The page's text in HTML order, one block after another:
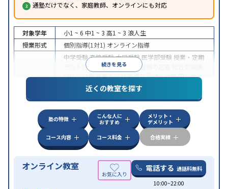
通塾だけでなく、家庭教師、オンラインにも対応
続きを見る
対象学年 小1 ~ 6 中1 ~ 3 高1 ~ 3 浪人生
授業形式
個別指導(1対1) オンライン指導
中学受験高校受験大学受験 医学部受験 授業・定期
テスト対策
内申点対策 学習習慣の定着
(旧AO)対策推薦入試対策学校別特化対策国公立大
私大対策共通テスト対策
英語・英会話特化
特徴
中高一貫校生に対応授業の振替可能 不登校生に対
オンライン対応 1科目から受講可能季節講習の
みの受講可
自習室あり
近くの教室を探す
塾の特徴
こんな人に
おすすめ
メリット・
デメリット
コース内容
コース料金 合格実績
オンライン教室 電話する 通話料無料
10:00~22:00